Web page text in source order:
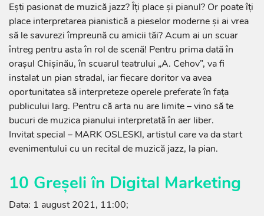
Ești pasionat de muzică jazz? Îți place și pianul? Or poate îți
place interpretarea pianistică a pieselor moderne și ai vrea
să le savurezi împreună cu amicii tăi? Acum ai un scuar
întreg pentru asta în rol de scenă! Pentru prima dată în
orașul Chișinău, în scuarul teatrului „A. Cehov”, va fi
instalat un pian stradal, iar fiecare doritor va avea
oportunitatea să interpreteze operele preferate în fața
publicului larg. Pentru că arta nu are limite – vino să te
bucuri de muzica pianului interpretată în aer liber.
Invitat special – MARK OSLESKI, artistul care va da start
evenimentului cu un recital de muzică jazz, la pian.
10 Greșeli în Digital Marketing
Data: 1 august 2021, 11:00;